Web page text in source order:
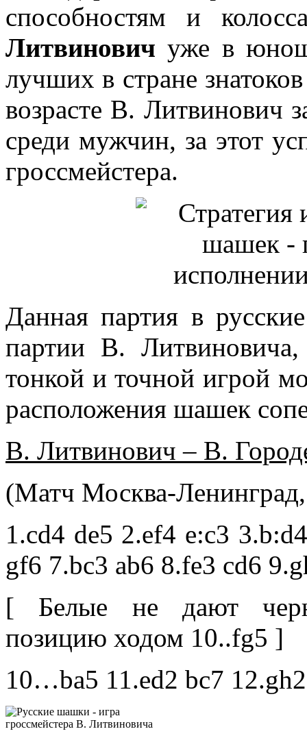
способностям и
Литвинович уже в
лучших в стране
возрасте В. Литвинович
среди мужчин, за этот
гроссмейстера.
Данная партия в
партии В.
тонкой и точной игрой
расположения шашек
В. Литвинович – В.
(Матч Москва-
1.cd4 de5 2.ef4 e:c3
gf6 7.bc3 ab6 8.fe3 cd6
[ Белые не дают
позицию ходом 10..fg5 ]
10…ba5 11.ed2 bc7 12.gh2